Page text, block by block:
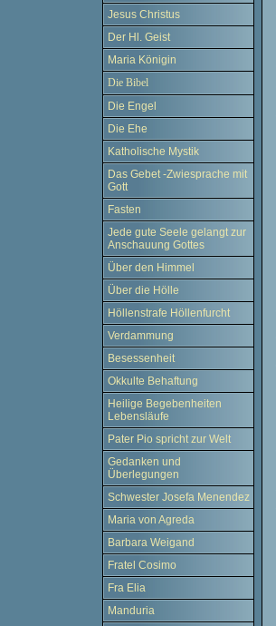
Jesus Christus
Der Hl. Geist
Maria Königin
Die Bibel
Die Engel
Die Ehe
Katholische Mystik
Das Gebet -Zwiesprache mit
Gott
Fasten
Jede gute Seele gelangt zur
Anschauung Gottes
Über den Himmel
Über die Hölle
Höllenstrafe Höllenfurcht
Verdammung
Besessenheit
Okkulte Behaftung
Heilige Begebenheiten
Lebensläufe
Pater Pio spricht zur Welt
Gedanken und
Überlegungen
Schwester Josefa Menendez
Maria von Agreda
Barbara Weigand
Fratel Cosimo
Fra Elia
Manduria